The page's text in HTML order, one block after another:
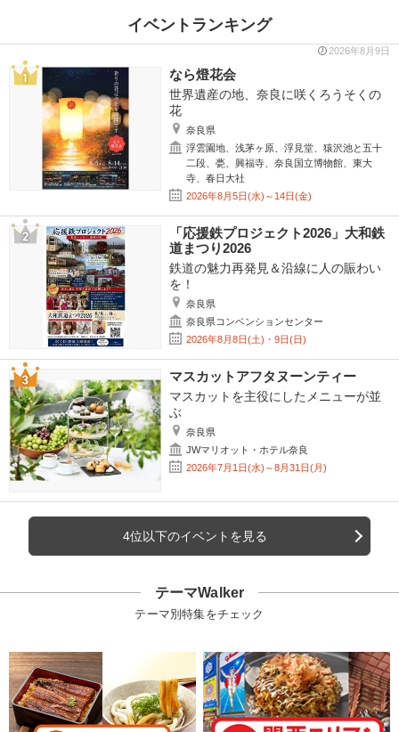
イベントランキング
2026年8月9日
なら燈花会
世界遺産の地、奈良に咲くろうそくの
花
奈良県
浮雲園地、浅茅ヶ原、浮見堂、猿沢池と五十
二段、甍、興福寺、奈良国立博物館、東大
寺、春日大社
2026年8月5日(水)～14日(金)
「応援鉄プロジェクト2026」大和鉄
道まつり2026
鉄道の魅力再発見＆沿線に人の賑わい
を！
奈良県
奈良県コンベンションセンター
2026年8月8日(土)・9日(日)
マスカットアフタヌーンティー
マスカットを主役にしたメニューが並
ぶ
奈良県
JWマリオット・ホテル奈良
2026年7月1日(水)～8月31日(月)
4位以下のイベントを見る
テーマWalker
テーマ別特集をチェック